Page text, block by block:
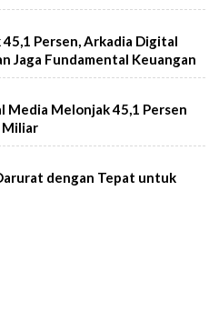
Persen, Arkadia Digital
Jaga Fundamental Keuangan
Media Melonjak 45,1 Persen
Miliar
dengan Tepat untuk